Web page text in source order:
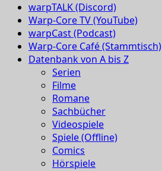
warpTALK (Discord)
Warp-Core TV (YouTube)
warpCast (Podcast)
Warp-Core Café (Stammtisch)
Datenbank von A bis Z
Serien
Filme
Romane
Sachbücher
Videospiele
Spiele (Offline)
Comics
Hörspiele